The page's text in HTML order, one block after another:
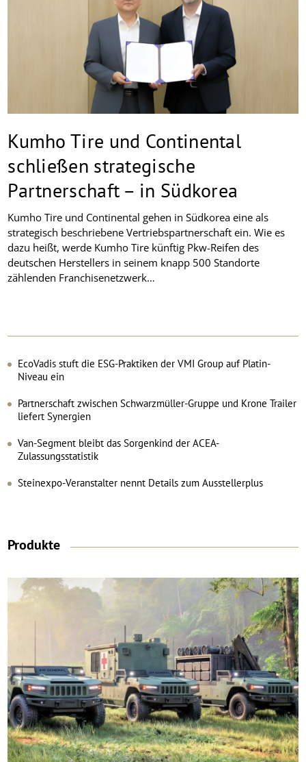
Kumho Tire und Continental
schließen strategische
Partnerschaft – in Südkorea
Kumho Tire und Continental gehen in Südkorea eine als
strategisch beschriebene Vertriebspartnerschaft ein. Wie es
dazu heißt, werde Kumho Tire künftig Pkw-Reifen des
deutschen Herstellers in seinem knapp 500 Standorte
zählenden Franchisenetzwerk…
EcoVadis stuft die ESG-Praktiken der VMI Group auf Platin-
Niveau ein
Partnerschaft zwischen Schwarzmüller-Gruppe und Krone Trailer
liefert Synergien
Van-Segment bleibt das Sorgenkind der ACEA-
Zulassungsstatistik
Steinexpo-Veranstalter nennt Details zum Ausstellerplus
Produkte